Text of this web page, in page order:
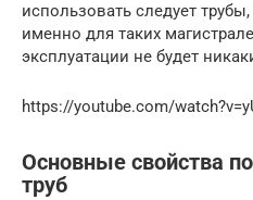
использовать следует
именно для таких
эксплуатации не будет
https://youtube.com/
Основные свойства
труб